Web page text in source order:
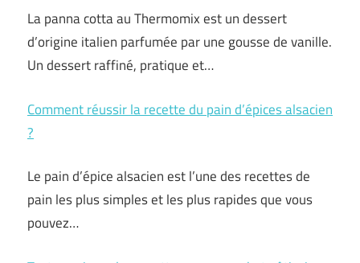
La panna cotta au Thermomix est un dessert
d’origine italien parfumée par une gousse de vanille.
Un dessert raffiné, pratique et…
Comment réussir la recette du pain d’épices alsacien
?
Le pain d’épice alsacien est l’une des recettes de
pain les plus simples et les plus rapides que vous
pouvez…